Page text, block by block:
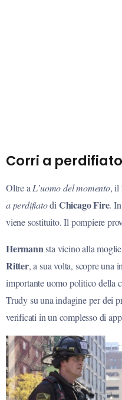
Corri a
Oltre a L’uomo del momento, il
a perdifiatodi Chicago Fire.
viene sostituito. Il pompiere
Hermannsta vicino alla
Ritter, a sua volta, scopre una
importante uomo politico della
Trudy su una indagine per dei
verificati in un complesso di